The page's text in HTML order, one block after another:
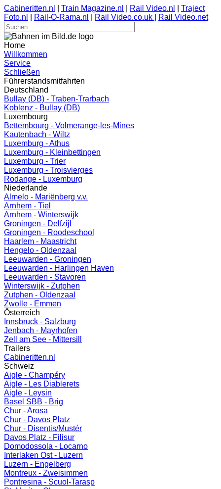
Cabineritten.nl Train Magazine.nl Rail Video.nl
Traject
Foto.nl
Rail-O-Rama.nl Rail Video.co.uk Rail Video.net
Home
Willkommen
Service
Schließen
Führerstandsmitfahrten
Deutschland
Bullay (DB) - Traben-Trarbach
Koblenz - Bullay (DB)
Luxembourg
Bettembourg - Volmerange-les-Mines
Kautenbach - Wiltz
Luxemburg - Athus
Luxemburg - Kleinbettingen
Luxemburg - Trier
Luxemburg - Troisvierges
Rodange - Luxemburg
Niederlande
Almelo - Mariënberg v.v.
Arnhem - Tiel
Arnhem - Winterswijk
Groningen - Delfzijl
Groningen - Roodeschool
Haarlem - Maastricht
Hengelo - Oldenzaal
Leeuwarden - Groningen
Leeuwarden - Harlingen Haven
Leeuwarden - Stavoren
Winterswijk - Zutphen
Zutphen - Oldenzaal
Zwolle - Emmen
Österreich
Innsbruck - Salzburg
Jenbach - Mayrhofen
Zell am See - Mittersill
Trailers
Cabineritten.nl
Schweiz
Aigle - Champéry
Aigle - Les Diablerets
Aigle - Leysin
Basel SBB - Brig
Chur - Arosa
Chur - Davos Platz
Chur - Disentis/Mustér
Davos Platz - Filisur
Domodossola - Locarno
Interlaken Ost - Luzern
Luzern - Engelberg
Montreux - Zweisimmen
Pontresina - Scuol-Tarasp